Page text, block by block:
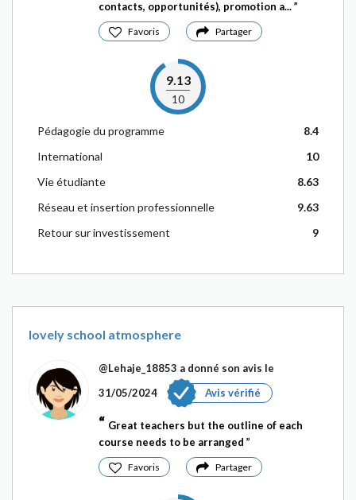
contacts, opportunités), promotion a...
Favoris Partager
9.13
10
Pédagogie du programme
8.4
International
10
Vie étudiante
8.63
Réseau et insertion professionnelle
9.63
Retour sur investissement
9
lovely school atmosphere
@Lehaje_18853 a donné son avis le
31/05/2024
Avis vérifié
Great teachers but the outline of each
course needs to be arranged
Favoris Partager